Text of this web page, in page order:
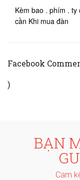
Kèm bao . phím . ty
cần Khi mua đàn
Facebook
)
BẠN
Cam